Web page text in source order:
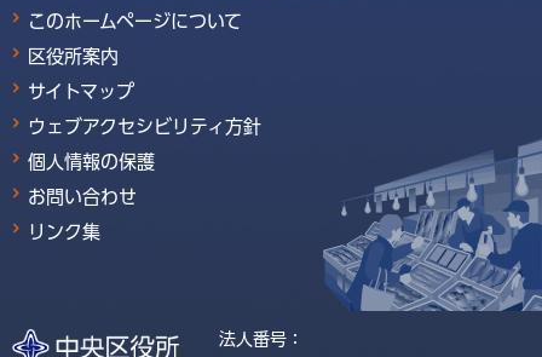
このホームページについて
区役所案内
サイトマップ
ウェブアクセシビリティ方針
個人情報の保護
お問い合わせ
リンク集
法人番号：